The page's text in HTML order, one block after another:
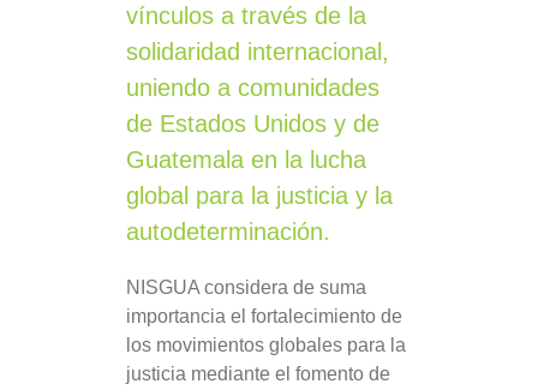
vínculos a través de la
solidaridad internacional,
uniendo a comunidades
de Estados Unidos y de
Guatemala en la lucha
global para la justicia y la
autodeterminación.
NISGUA considera de suma
importancia el fortalecimiento de
los movimientos globales para la
justicia mediante el fomento de